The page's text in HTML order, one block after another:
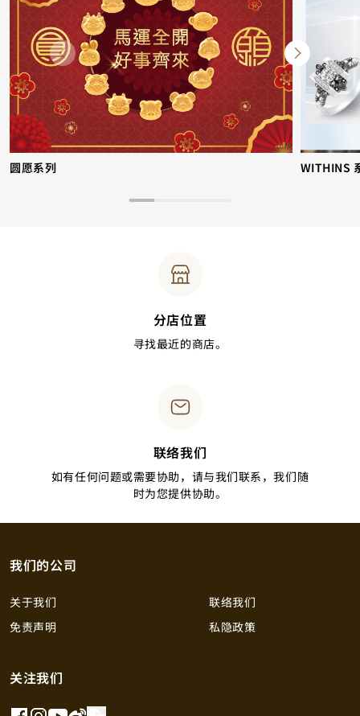
圆愿系列 WITHINS
分店位置
寻找最近的商店。
联络我们
如有任何问题或需要协助，请与我们联系，我们随
时为您提供协助。
我们的公司
关于我们
联络我们
免责声明
私隐政策
关注我们